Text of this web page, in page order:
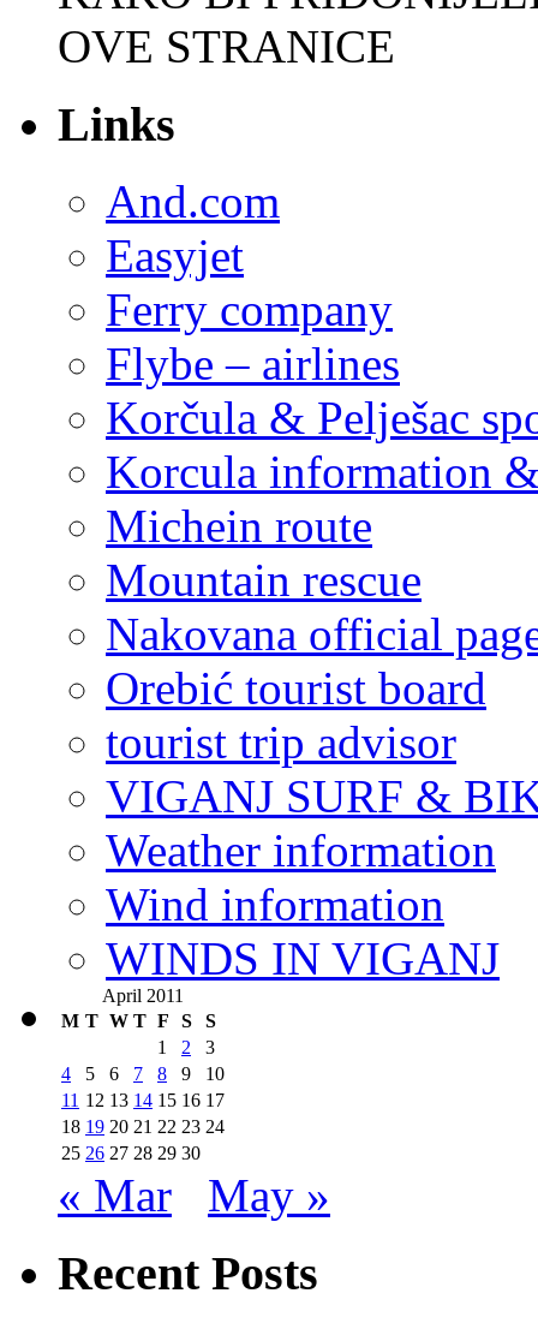
OVE STRANICE
Links
And.com
Easyjet
Ferry company
Flybe – airlines
Korčula & Pelješac
Korcula information
Michein route
Mountain rescue
Nakovana official
Orebić tourist board
tourist trip advisor
VIGANJ SURF &
Weather information
Wind information
WINDS IN VIGANJ
April 2011
M T W T F S
S
1
2
3
4
5 6 7 8 9
10
11 12 13 14 15 16 17
18 19 20 21 22 23 24
25 26 27 28 29 30
« Mar May »
Recent Posts